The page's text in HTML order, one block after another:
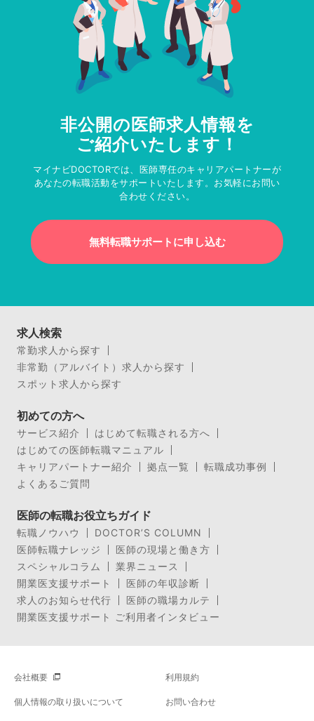
非公開の医師求人情報を
ご紹介いたします！
マイナビDOCTORでは、医師専任のキャリアパートナーが
あなたの転職活動をサポートいたします。お気軽にお問い
合わせください。
無料転職サポートに申し込む
求人検索
常勤求人から探す
非常勤（アルバイト）求人から探す
スポット求人から探す
初めての方へ
サービス紹介
はじめて転職される方へ
はじめての医師転職マニュアル
キャリアパートナー紹介
拠点一覧
転職成功事例
よくあるご質問
医師の転職お役立ちガイド
転職ノウハウ
DOCTOR’S COLUMN
医師転職ナレッジ
医師の現場と働き方
スペシャルコラム
業界ニュース
開業医支援サポート
医師の年収診断
求人のお知らせ代行
医師の職場カルテ
開業医支援サポート ご利用者インタビュー
会社概要 利用規約
個人情報の取り扱いについて お問い合わせ